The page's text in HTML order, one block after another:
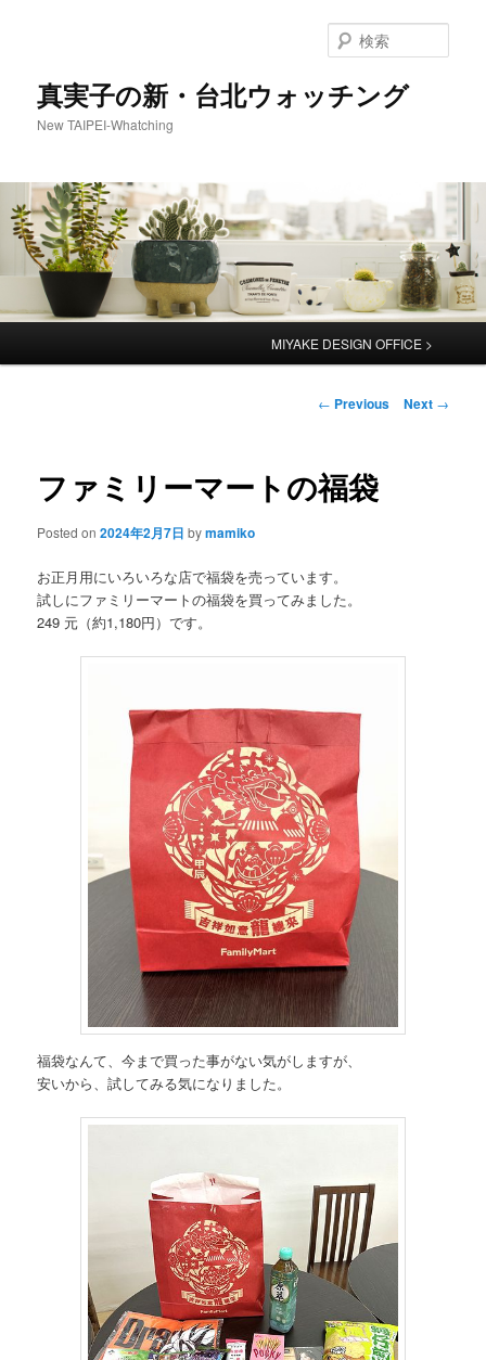
真実子の新・台北ウォッチング
New TAIPEI-Whatching
索
MIYAKE DESIGN OFFICE >
Post
← Previous Next →
ファミリーマートの福袋
Posted on2024年2月7日 bymamiko
お正月用にいろいろな店で福袋を売っています。
試しにファミリーマートの福袋を買ってみました。
249 元（約1,180円）です。
福袋なんて、今まで買った事がない気がしますが、
安いから、試してみる気になりました。